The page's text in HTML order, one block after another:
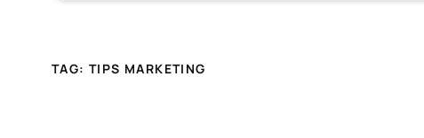
TAG: TIPS MARKETING